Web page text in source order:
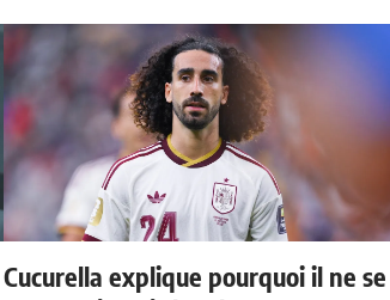
Cucurella explique pourquoi il ne se